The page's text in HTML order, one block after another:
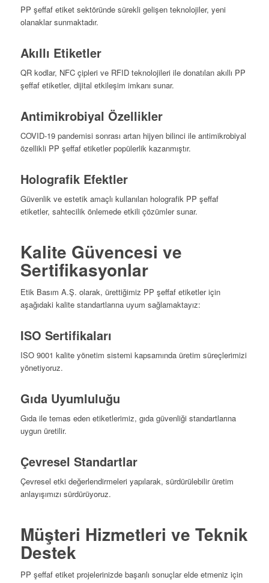
PP şeffaf etiket sektöründe sürekli gelişen teknolojiler, yeni
olanaklar sunmaktadır.
Akıllı Etiketler
QR kodlar, NFC çipleri ve RFID teknolojileri ile donatılan akıllı PP
şeffaf etiketler, dijital etkileşim imkanı sunar.
Antimikrobiyal Özellikler
COVID-19 pandemisi sonrası artan hijyen bilinci ile antimikrobiyal
özellikli PP şeffaf etiketler popülerlik kazanmıştır.
Holografik Efektler
Güvenlik ve estetik amaçlı kullanılan holografik PP şeffaf
etiketler, sahtecilik önlemede etkili çözümler sunar.
Kalite Güvencesi ve
Sertifikasyonlar
Etik Basım A.Ş. olarak, ürettiğimiz PP şeffaf etiketler için
aşağıdaki kalite standartlarına uyum sağlamaktayız:
ISO Sertifikaları
ISO 9001 kalite yönetim sistemi kapsamında üretim süreçlerimizi
yönetiyoruz.
Gıda Uyumluluğu
Gıda ile temas eden etiketlerimiz, gıda güvenliği standartlarına
uygun üretilir.
Çevresel Standartlar
Çevresel etki değerlendirmeleri yapılarak, sürdürülebilir üretim
anlayışımızı sürdürüyoruz.
Müşteri Hizmetleri ve Teknik
Destek
PP şeffaf etiket projelerinizde başarılı sonuçlar elde etmeniz için